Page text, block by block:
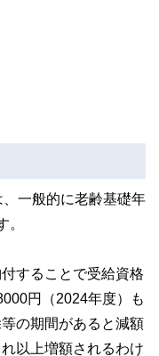
一般的に老齢基礎年
。
することで受給資格
円（2024年度）も
の期間があると減額
以上増額されるわけ